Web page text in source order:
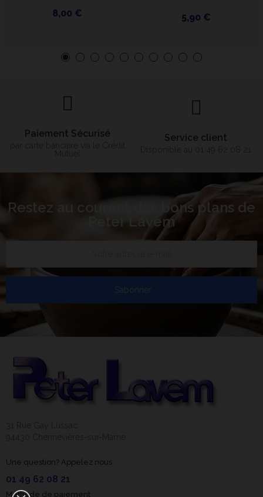
8,00 € 5,90 €
Paiement Sécurisé Service client
Restez au courant des bons plans de
Peter Lavem
S’abonner
Une question? Appelez nous
01 49 62 08 21
Méthode de paiement